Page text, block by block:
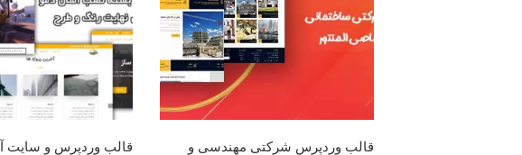
قالب وردپرس شرکتی مهندسی و
قالب وردپرس و سایت